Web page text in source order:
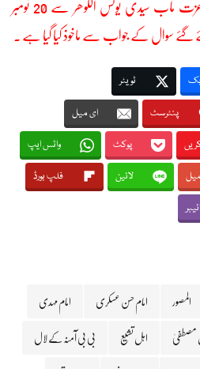
ٹویٹر
پنٹرسٹ ای میل
پوکٹ واٹس ایپ
لائین فلپ بورڈ
المصور امام حسن عسکری
امام مہدی
مصطفیٰ اہل تشیع
بی بی آمنہ کے لال